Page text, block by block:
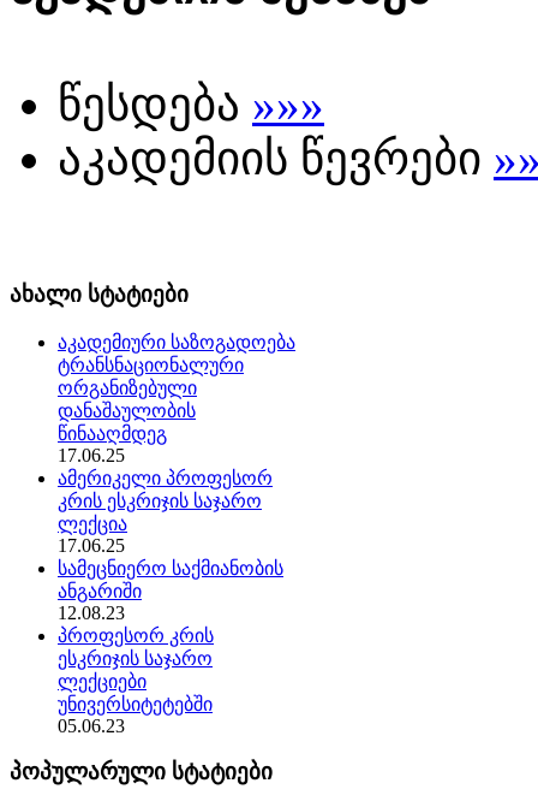
წესდება »»»
აკადემიის წევრები
ახალი სტატიები
აკადემიური საზოგადოება
ტრანსნაციონალური
ორგანიზებული
დანაშაულობის
წინააღმდეგ
17.06.25
ამერიკელი პროფესორ
კრის ესკრიჯის საჯარო
ლექცია
17.06.25
სამეცნიერო საქმიანობის
ანგარიში
12.08.23
პროფესორ კრის
ესკრიჯის საჯარო
ლექციები
უნივერსიტეტებში
05.06.23
პოპულარული სტატიები